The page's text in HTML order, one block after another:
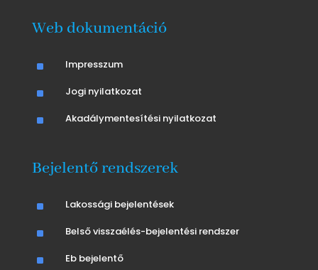
Web dokumentáció
^ Impresszum
^ Jogi nyilatkozat
^ Akadálymentesítési nyilatkozat
Bejelentő rendszerek
^ Lakossági bejelentések
^ Belső visszaélés-bejelentési rendszer
^ Eb bejelentő